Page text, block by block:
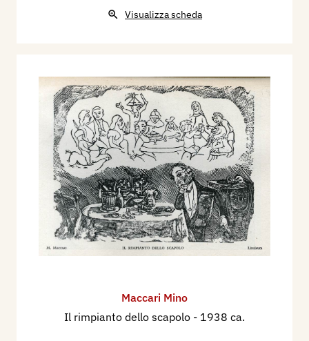
Visualizza scheda
Maccari Mino
Il rimpianto dello scapolo - 1938 ca.